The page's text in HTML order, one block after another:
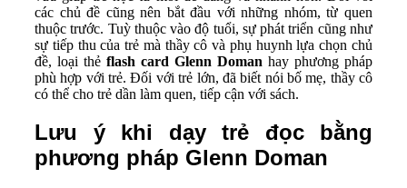
các chủ đề cũng nên bắt đầu với những nhóm, từ quen
thuộc trước. Tuỳ thuộc vào độ tuổi, sự phát triển cũng như
sự tiếp thu của trẻ mà thầy cô và phụ huynh lựa chọn chủ
đề, loại thẻ flash card Glenn Doman hay phương pháp
phù hợp với trẻ. Đối với trẻ lớn, đã biết nói bố mẹ, thầy cô
có thể cho trẻ dần làm quen, tiếp cận với sách.
Lưu ý khi dạy trẻ đọc bằng
phương pháp Glenn Doman